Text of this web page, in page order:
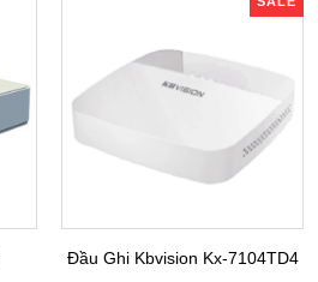
Đầu Ghi Kbvision Kx-7104TD4